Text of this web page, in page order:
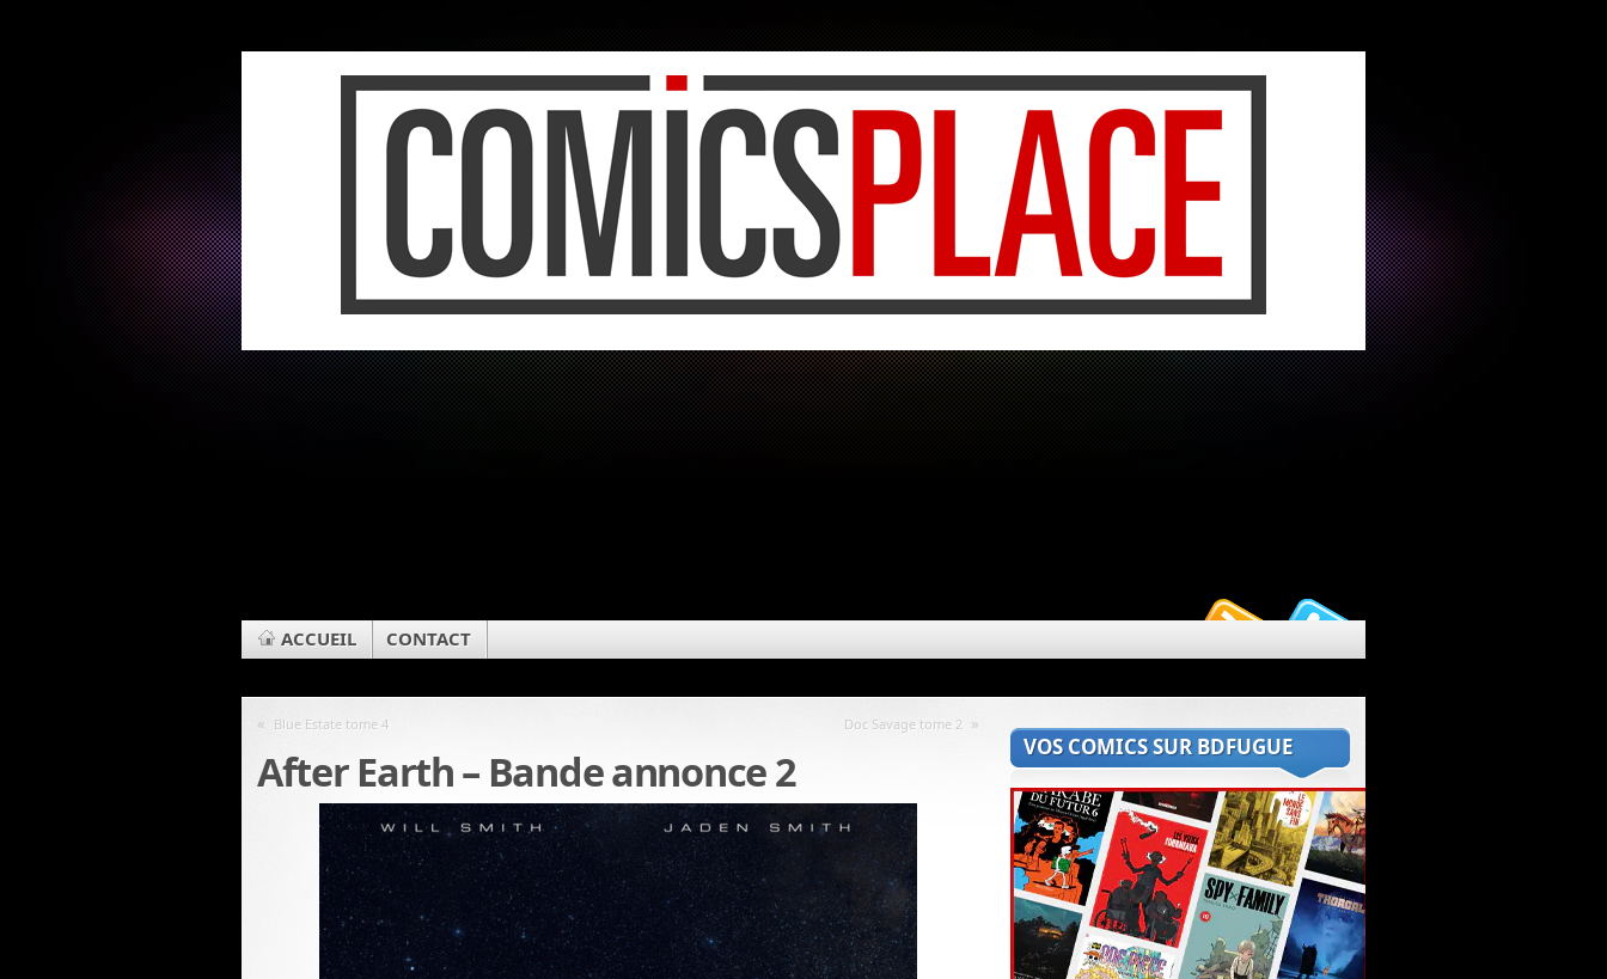
ACCUEIL CONTACT
« Blue Estate tome 4 Doc Savage tome 2 »
After Earth – Bande annonce 2 VOS COMICS SUR BDFUGUE